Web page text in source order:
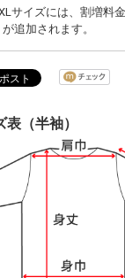
サイズには、割増料
追加されます。
表（半袖）